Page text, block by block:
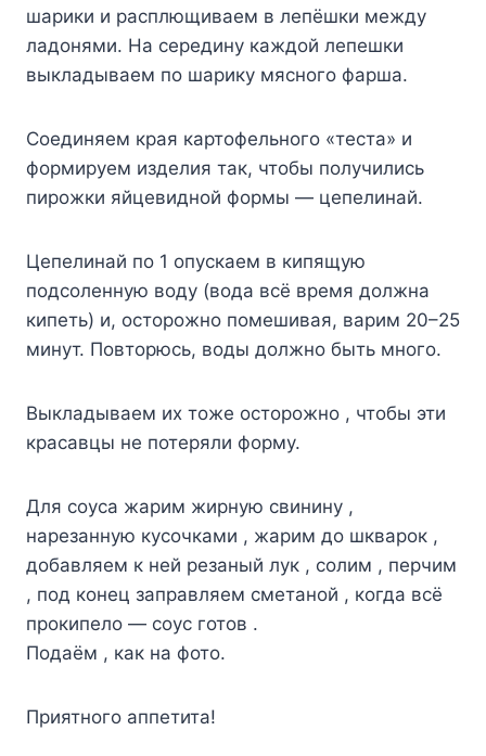
шарики и расплющиваем в лепёшки между
ладонями. На середину каждой лепешки
выкладываем по шарику мясного фарша.
Соединяем края картофельного «теста» и
формируем изделия так, чтобы получились
пирожки яйцевидной формы — цепелинай.
Цепелинай по 1 опускаем в кипящую
подсоленную воду (вода всё время должна
кипеть) и, осторожно помешивая, варим 20–25
минут. Повторюсь, воды должно быть много.
Выкладываем их тоже осторожно , чтобы эти
красавцы не потеряли форму.
Для соуса жарим жирную свинину ,
нарезанную кусочками , жарим до шкварок ,
добавляем к ней резаный лук , солим , перчим
, под конец заправляем сметаной , когда всё
прокипело — соус готов .
Подаём , как на фото.
Приятного аппетита!